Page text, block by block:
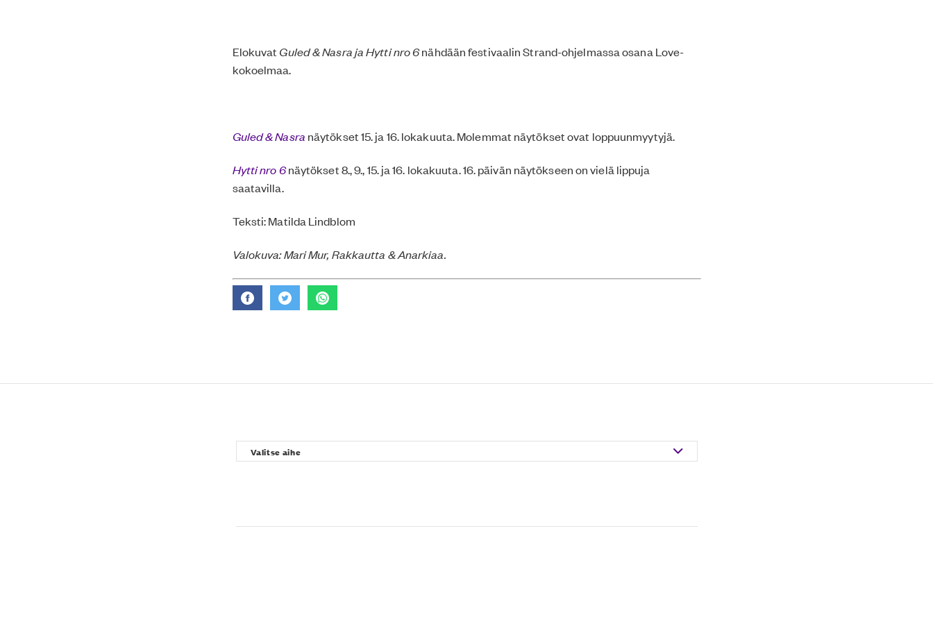
Elokuvat Guled & Nasra jaHytti nro 6nähdään festivaalin Strand-ohjelmassa osana Love-
kokoelmaa.
Guled & Nasra näytökset 15. ja 16. lokakuuta. Molemmat näytökset ovat loppuunmyytyjä.
Hytti nro 6näytökset 8., 9., 15. ja 16. lokakuuta. 16. päivän näytökseen on vielä lippuja
saatavilla.
Teksti: Matilda Lindblom
Valokuva: Mari Mur, Rakkautta & Anarkiaa.